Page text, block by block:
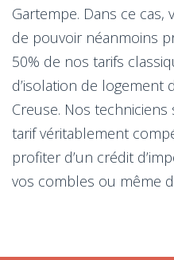
Gartempe. Dans ce cas,
de pouvoir néanmoins
50% de nos tarifs
d’isolation de logement
Creuse. Nos
tarif véritablement
profiter d’un crédit
vos combles ou même